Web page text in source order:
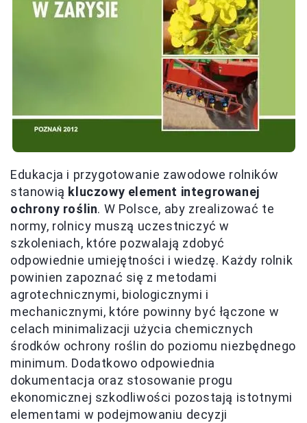
Edukacja i przygotowanie zawodowe rolników
stanowią kluczowy element integrowanej
ochrony roślin. W Polsce, aby zrealizować te
normy, rolnicy muszą uczestniczyć w
szkoleniach, które pozwalają zdobyć
odpowiednie umiejętności i wiedzę. Każdy rolnik
powinien zapoznać się z metodami
agrotechnicznymi, biologicznymi i
mechanicznymi, które powinny być łączone w
celach minimalizacji użycia chemicznych
środków ochrony roślin do poziomu niezbędnego
minimum. Dodatkowo odpowiednia
dokumentacja oraz stosowanie progu
ekonomicznej szkodliwości pozostają istotnymi
elementami w podejmowaniu decyzji